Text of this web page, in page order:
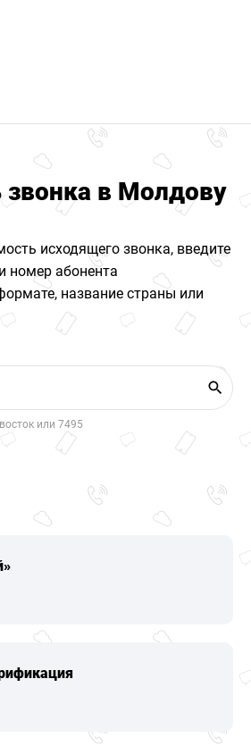
в Молдову
исходящего звонка, введите
номер абонента
название страны или
или 7495